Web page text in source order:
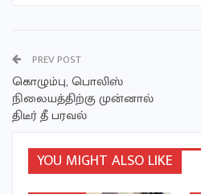
PREV POST
கொழும்பு, பொலிஸ்
நிலையத்திற்கு முன்னால்
திடீர் தீ பரவல்
YOU MIGHT ALSO LIKE